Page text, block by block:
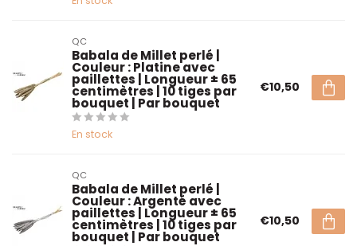
QC
Babala de Millet perlé |
Couleur : Platine avec
paillettes | Longueur ± 65
centimètres | 10 tiges par
bouquet | Par bouquet
En stock
€10,50
QC
Babala de Millet perlé |
Couleur : Argenté avec
paillettes | Longueur ± 65
centimètres | 10 tiges par
bouquet | Par bouquet
€10,50